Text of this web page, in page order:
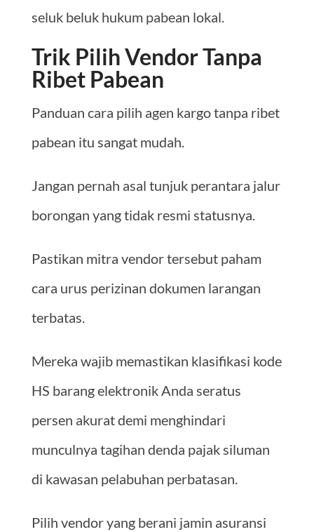
seluk beluk hukum pabean lokal.
Trik Pilih Vendor Tanpa
Ribet Pabean
Panduan cara pilih agen kargo tanpa ribet
pabean itu sangat mudah.
Jangan pernah asal tunjuk perantara jalur
borongan yang tidak resmi statusnya.
Pastikan mitra vendor tersebut paham
cara urus perizinan dokumen larangan
terbatas.
Mereka wajib memastikan klasifikasi kode
HS barang elektronik Anda seratus
persen akurat demi menghindari
munculnya tagihan denda pajak siluman
di kawasan pelabuhan perbatasan.
Pilih vendor yang berani jamin asuransi